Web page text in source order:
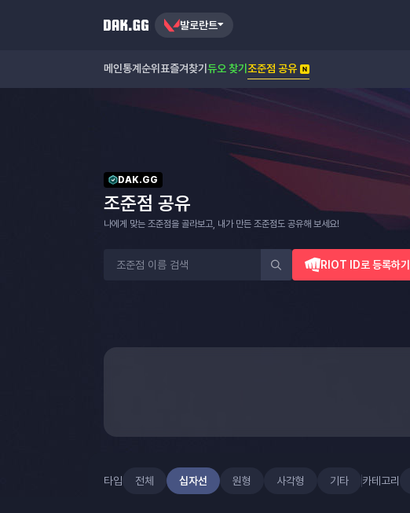
발로란트
메인통계 순위표즐겨찾기 듀오 찾기 조준점 공유
DAK.GG
조준점 공유
나에게 맞는 조준점을 골라보고, 내가 만든 조준점도 공유해 보세요!
RIOT ID로 등록하기
타입 전체 십자선 원형 사각형 기타 카테고리